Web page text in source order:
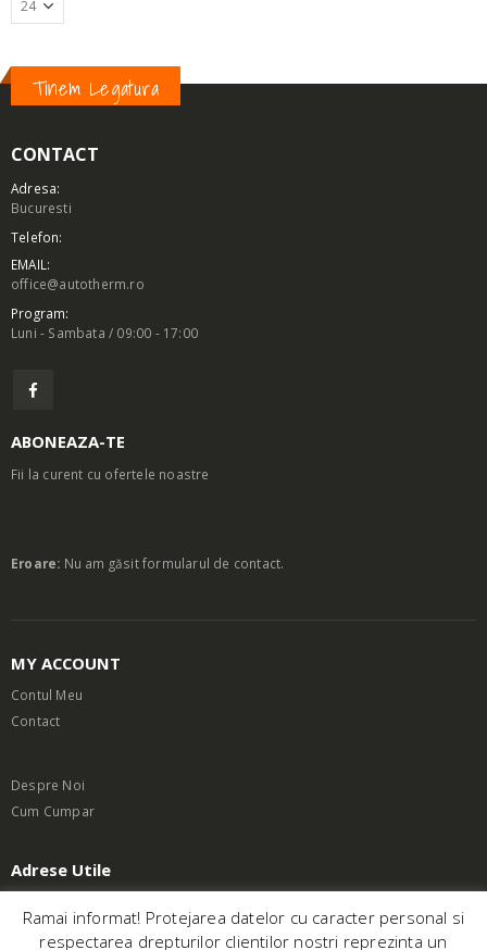
Tinem Legatura
CONTACT
Adresa:
Bucuresti
Telefon:
EMAIL:
office@autotherm.ro
Program:
Luni - Sambata / 09:00 - 17:00
ABONEAZA-TE
Fii la curent cu ofertele noastre
Eroare: Nu am găsit formularul de contact.
MY ACCOUNT
Contul Meu
Contact
Despre Noi
Cum Cumpar
Adrese Utile
Ramai informat! Protejarea datelor cu caracter personal si
respectarea drepturilor clientilor nostri reprezinta un